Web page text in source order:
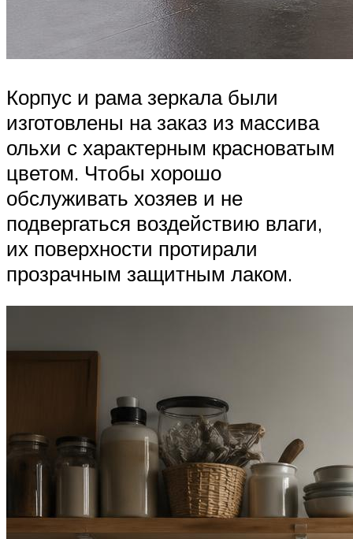
Корпус и рама зеркала были
изготовлены на заказ из массива
ольхи с характерным красноватым
цветом. Чтобы хорошо
обслуживать хозяев и не
подвергаться воздействию влаги,
их поверхности протирали
прозрачным защитным лаком.